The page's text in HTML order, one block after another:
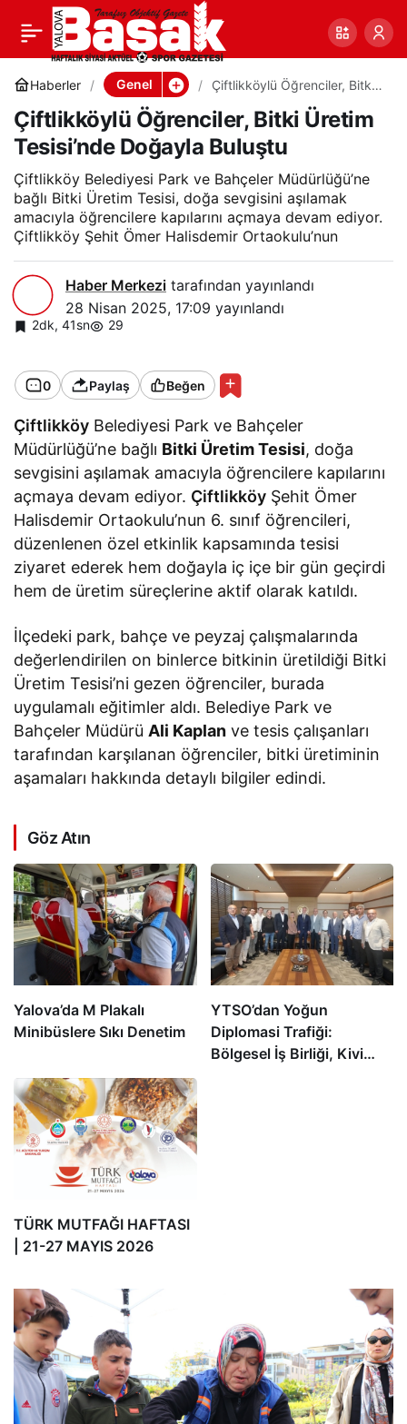
Haberler Genel
Çiftlikköylü Öğrenciler, Bitki
Buluştu
Çiftlikköylü Öğrenciler, Bitki Üretim
Tesisi’nde Doğayla Buluştu
Çiftlikköy Belediyesi Park ve Bahçeler Müdürlüğü’ne
bağlı Bitki Üretim Tesisi, doğa sevgisini aşılamak
amacıyla öğrencilere kapılarını açmaya devam ediyor.
Çiftlikköy Şehit Ömer Halisdemir Ortaokulu’nun
Haber Merkezi tarafından yayınlandı
28 Nisan 2025, 17:09 yayınlandı
2dk, 41sn 29
0 Paylaş Beğen
Çiftlikköy Belediyesi Park ve Bahçeler
Müdürlüğü’ne bağlı Bitki Üretim Tesisi, doğa
sevgisini aşılamak amacıyla öğrencilere kapılarını
açmaya devam ediyor. Çiftlikköy Şehit Ömer
Halisdemir Ortaokulu’nun 6. sınıf öğrencileri,
düzenlenen özel etkinlik kapsamında tesisi
ziyaret ederek hem doğayla iç içe bir gün geçirdi
hem de üretim süreçlerine aktif olarak katıldı.
İlçedeki park, bahçe ve peyzaj çalışmalarında
değerlendirilen on binlerce bitkinin üretildiği Bitki
Üretim Tesisi’ni gezen öğrenciler, burada
uygulamalı eğitimler aldı. Belediye Park ve
Bahçeler Müdürü Ali Kaplan ve tesis çalışanları
tarafından karşılanan öğrenciler, bitki üretiminin
aşamaları hakkında detaylı bilgiler edindi.
Göz Atın
Yalova’da M Plakalı
Minibüslere Sıkı Denetim
YTSO’dan Yoğun
Diplomasi Trafiği:
Bölgesel İş Birliği, Kivi
TÜRK MUTFAĞI HAFTASI
| 21-27 MAYIS 2026
Çiftlikköylü Öğrenciler,
Bitki Üretim Tesisi’nde
Doğayla Buluştu
0 Paylaş